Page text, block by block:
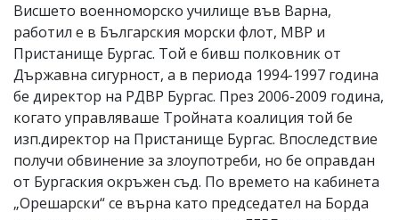
Висшето военноморско училище във Варна,
работил е в Българския морски флот, МВР и
Пристанище Бургас. Той е бивш полковник от
Държавна сигурност, а в периода 1994-1997 година
бе директор на РДВР Бургас. През 2006-2009 година,
когато управляваше Тройната коалиция той бе
изп.директор на Пристанище Бургас. Впоследствие
получи обвинение за злоупотреби, но бе оправдан
от Бургаския окръжен съд. По времето на кабинета
„Орешарски“ се върна като председател на Борда